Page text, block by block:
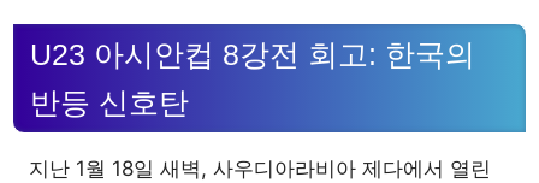
U23 아시안컵 8강전 회고: 한국의
반등 신호탄
지난 1월 18일 새벽, 사우디아라비아 제다에서 열린